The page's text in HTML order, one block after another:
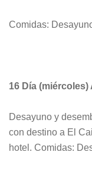
Comidas:
16 Día (miércoles)
Desayuno y
con destino a El
hotel. Comidas: